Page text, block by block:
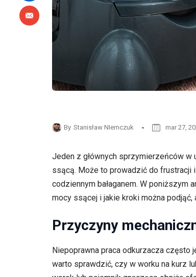
By Stanisław NIemczuk mar 27,
Jeden z głównych sprzymierzeńców
ssącą. Może to prowadzić do frustracji
codziennym bałaganem. W poniższym
mocy ssącej i jakie kroki można podjąć,
Przyczyny
Niepoprawna praca odkurzacza
warto sprawdzić, czy w worku na kurz